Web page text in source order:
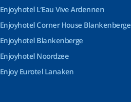
Enjoyhotel L’Eau Vive Ardennen
Enjoyhotel Corner House Blankenberge
Enjoyhotel Blankenberge
Enjoyhotel Noordzee
Enjoy Eurotel Lanaken